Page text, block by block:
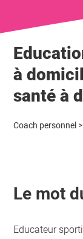
à
santé à
Coach personnel >
Le mot
Educateur